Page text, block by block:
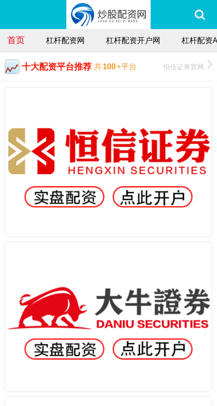
首页 杠杆配资网 杠杆配资开户网 杠杆配资
十大配资平台推荐 共100+平台 恒信证券官网